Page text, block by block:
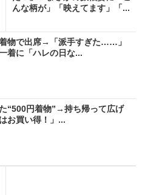
んな柄が」「映えてます」「...
物で出席→「派手すぎた……」
着に「ハレの日な...
“500円着物”→持ち帰って広げ
買い得！」...